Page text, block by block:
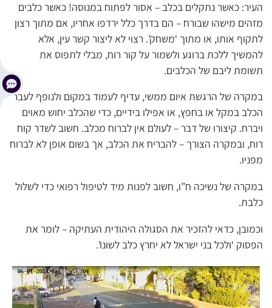
העיר: כאשר נתקלים בכלב – אסור לפתוח במנוסה! כאשר כלבים
מזהים מישהו שבורח – הם בדרך כלל ירדפו אחריו, אם מתוך רצון
לתקוף אותו, או מתוך ‘משחק’. רצוי לא ליצור קשר עין, אלא
להמשיך ללכת ברוגע ולשמור על קור רוח, מבלי לתפוס את
תשומת ליבם של הכלבים.
במקרה של הרגשת איום ממשי, עדיף לעמוד במקום ולנופף לעבר
הכלב במקל או בחפץ, או אפילו בידיים, כדי שהכלב יחוש מאוים
ויברח. קיצורו של דבר – לעולם אין לברוח מכלב. חשוב לשדר קוח
רוח, ובמקרה הצורך – להבריח את הכלב, אך בשום אופן לא לברוח
מפניו.
במקרה של נשיכה ח”ו, חשוב לפנות מיד לטיפול רפואי כדי לשלול
כלבת.
וכמובן, כדאי להזכיר את הסגולה היהודית העתיקה – לומר את
הפסוק ‘ולכל בני ישראל לא יחרץ כלב לשונו’.